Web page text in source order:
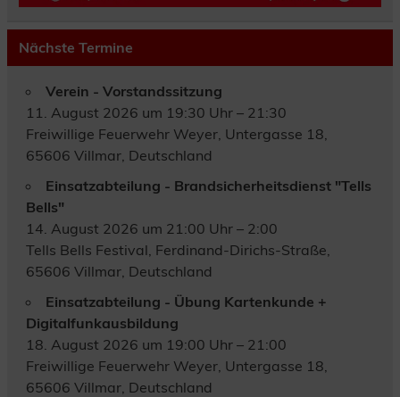
Nächste Termine
Verein - Vorstandssitzung
11. August 2026 um 19:30 Uhr – 21:30
Freiwillige Feuerwehr Weyer, Untergasse 18,
65606 Villmar, Deutschland
Einsatzabteilung - Brandsicherheitsdienst "Tells
Bells"
14. August 2026 um 21:00 Uhr – 2:00
Tells Bells Festival, Ferdinand-Dirichs-Straße,
65606 Villmar, Deutschland
Einsatzabteilung - Übung Kartenkunde +
Digitalfunkausbildung
18. August 2026 um 19:00 Uhr – 21:00
Freiwillige Feuerwehr Weyer, Untergasse 18,
65606 Villmar, Deutschland